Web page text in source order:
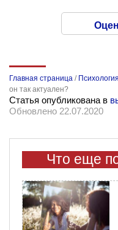
Главная страница / Психология
он так актуален?
Статья опубликована в
Обновлено 22.07.2020
Что еще